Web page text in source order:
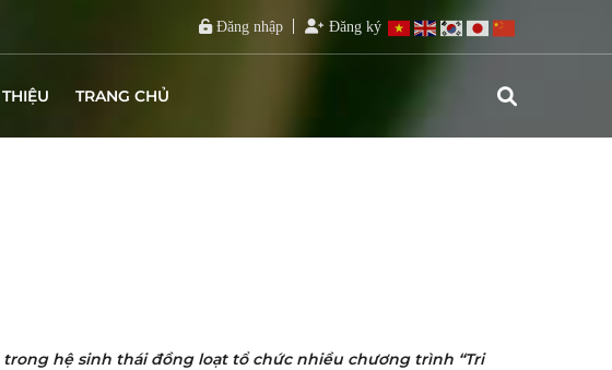
Đăng nhập Đăng ký
TRANG CHỦ
trong hệ sinh thái đồng loạt tổ chức nhiều chương trình “Tri